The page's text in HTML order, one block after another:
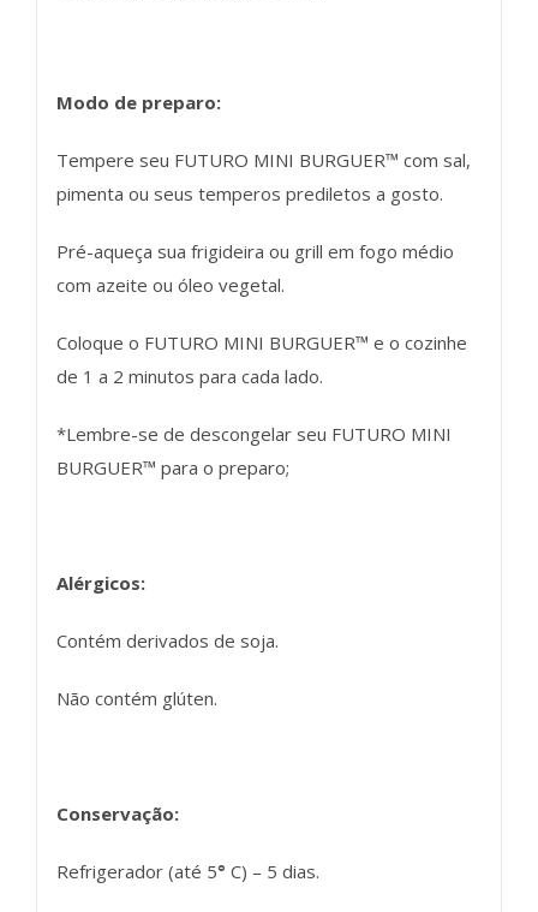
Modo de preparo:
Tempere seu FUTURO MINI BURGUER™ com sal,
pimenta ou seus temperos prediletos a gosto.
Pré-aqueça sua frigideira ou grill em fogo médio
com azeite ou óleo vegetal.
Coloque o FUTURO MINI BURGUER™ e o cozinhe
de 1 a 2 minutos para cada lado.
*Lembre-se de descongelar seu FUTURO MINI
BURGUER™ para o preparo;
Alérgicos:
Contém derivados de soja.
Não contém glúten.
Conservação:
Refrigerador (até 5° C) – 5 dias.